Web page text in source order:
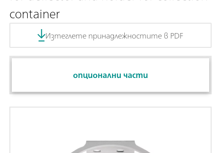
container
Изтеглете принадлежностите в PDF
опционални части